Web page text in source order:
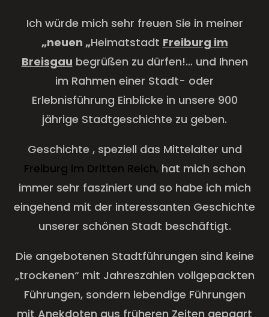
Ich würde mich sehr freuen Sie in meiner
„neuen „Heimatstadt Freiburg im
Breisgau begrüßen zu dürfen!… und Ihnen
im Rahmen einer Stadt- oder
Erlebnisführung Einblicke in unsere 900
jährige Stadtgeschichte zu geben.
Geschichte , speziell das Mittelalter und
Freiburg im Dritten Reich, hat mich schon
immer sehr fasziniert und so habe ich mich
eingehend mit der interessanten Geschichte
unserer schönen Stadt beschäftigt.
Die angebotenen Stadtführungen sind keine
„trockenen“ mit Jahreszahlen vollgepackten
Führungen, sondern lebendige Führungen
mit Anekdoten aus früheren Zeiten gepaart